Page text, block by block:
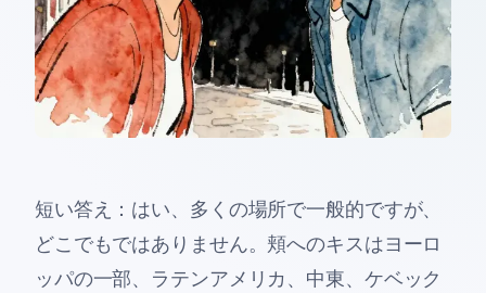
短い答え：はい、多くの場所で一般的ですが、
どこでもではありません。頬へのキスはヨーロ
ッパの一部、ラテンアメリカ、中東、ケベック